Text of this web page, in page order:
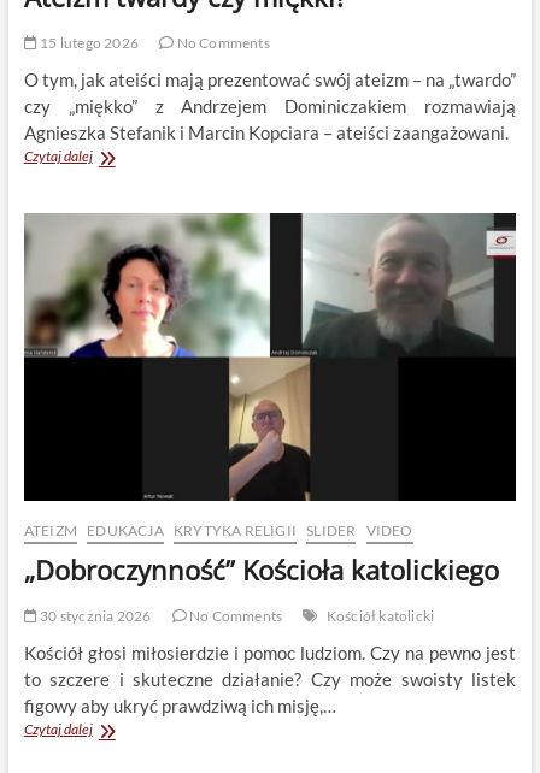
15 lutego 2026 No Comments
O tym, jak ateiści mają prezentować swój ateizm – na „twardo”
czy „miękko” z Andrzejem Dominiczakiem rozmawiają
Agnieszka Stefanik i Marcin Kopciara – ateiści zaangażowani.
Czytaj dalejAteizm
miękki?
ATEIZM EDUKACJA KRYTYKA RELIGII SLIDER VIDEO
„Dobroczynność” Kościoła katolickiego
30 stycznia 2026 No Comments Kościół katolicki
Kościół głosi miłosierdzie i pomoc ludziom. Czy na pewno jest
to szczere i skuteczne działanie? Czy może swoisty listek
figowy aby ukryć prawdziwą ich misję,…
Czytaj dalej„Dobroczynność”